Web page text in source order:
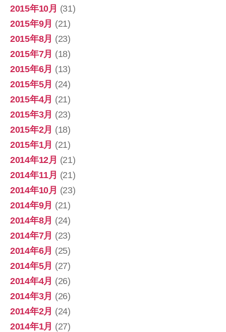
2015年10月 (31)
2015年9月 (21)
2015年8月 (23)
2015年7月 (18)
2015年6月 (13)
2015年5月 (24)
2015年4月 (21)
2015年3月 (23)
2015年2月 (18)
2015年1月 (21)
2014年12月 (21)
2014年11月 (21)
2014年10月 (23)
2014年9月 (21)
2014年8月 (24)
2014年7月 (23)
2014年6月 (25)
2014年5月 (27)
2014年4月 (26)
2014年3月 (26)
2014年2月 (24)
2014年1月 (27)